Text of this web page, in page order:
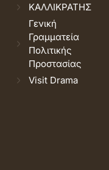
ΚΑΛΛΙΚΡΑΤΗΣ
Γενική
Γραμματεία
Πολιτικής
Προστασίας
Visit Drama